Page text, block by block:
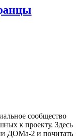
сообщество
к проекту. Здесь
ДОМа-2 и почитать